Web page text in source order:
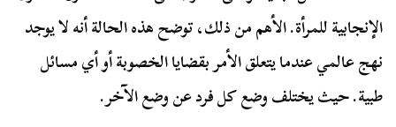
الإنجابية للمرأة. الأهم من ذلك، توضح هذه الحالة أنه لا يوجد
نهج عالمي عندما يتعلق الأمر بقضايا الخصوبة أو أي مسائل
طبية. حيث يختلف وضع كل فرد عن وضع الآخر.